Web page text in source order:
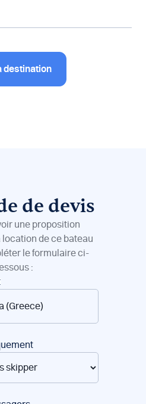
destination
de devis
une proposition
de ce bateau
le formulaire ci-
: